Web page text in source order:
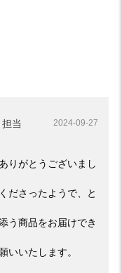
当 2024-09-27
りがとうございまし
ださったようで、と
う商品をお届けでき
いいたします。